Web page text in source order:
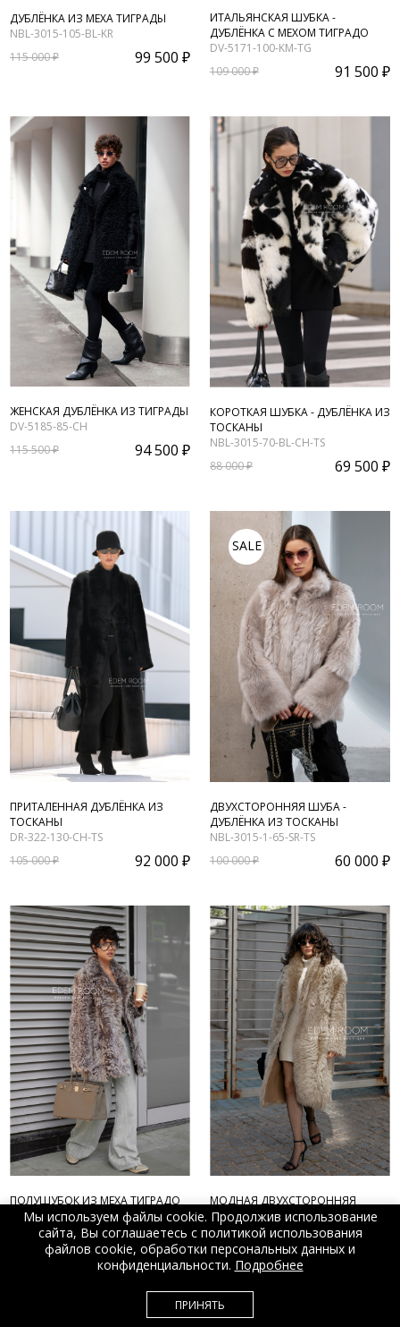
ДУБЛЁНКА ИЗ МЕХА ТИГРАДЫ
NBL-3015-105-BL-KR
115 000 ₽
99 500 ₽
ИТАЛЬЯНСКАЯ ШУБКА -
ДУБЛЁНКА С МЕХОМ ТИГРАДО
DV-5171-100-KM-TG
109 000 ₽
91 500 ₽
ЖЕНСКАЯ ДУБЛЁНКА ИЗ ТИГРАДЫ
DV-5185-85-CH
115 500 ₽
94 500 ₽
КОРОТКАЯ ШУБКА - ДУБЛЁНКА ИЗ
ТОСКАНЫ
NBL-3015-70-BL-CH-TS
88 000 ₽
69 500 ₽
ПРИТАЛЕННАЯ ДУБЛЁНКА ИЗ
ТОСКАНЫ
DR-322-130-CH-TS
105 000 ₽
92 000 ₽
SALE
ДВУХСТОРОННЯЯ ШУБА -
ДУБЛЁНКА ИЗ ТОСКАНЫ
NBL-3015-1-65-SR-TS
100 000 ₽
60 000 ₽
ПОЛУШУБОК ИЗ МЕХА ТИГРАДО
3015-75-MK
93 500 ₽
82 000 ₽
МОДНАЯ ДВУХСТОРОННЯЯ
ШУБА ИЗ ТИГРАДЫ
NB-2231-105-BG
115 000 ₽
99 500 ₽
Мы используем файлы cookie. Продолжив использование
сайта, Вы соглашаетесь с политикой использования
файлов cookie, обработки персональных данных и
конфиденциальности. Подробнее
ПРИНЯТЬ